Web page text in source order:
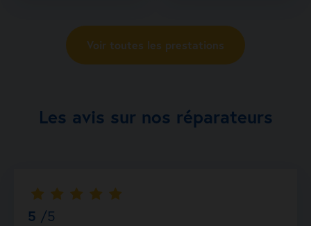
Voir toutes les prestations
Les avis sur nos réparateurs
5 /5